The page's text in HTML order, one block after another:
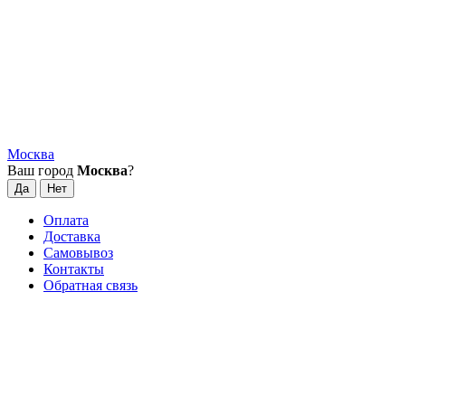
Москва
Ваш город Москва?
Оплата
Доставка
Самовывоз
Контакты
Обратная связь